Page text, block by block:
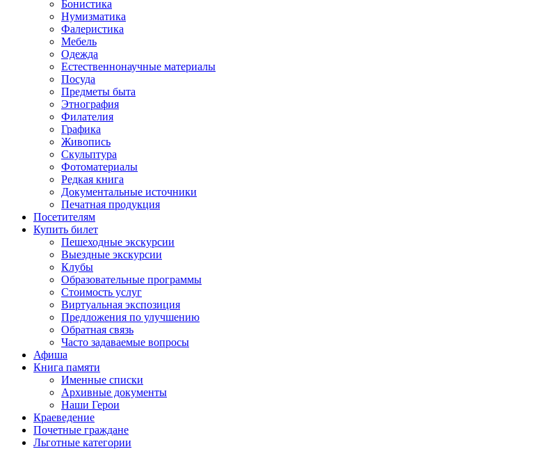
Бонистика
Нумизматика
Фалеристика
Мебель
Одежда
Естественнонаучные материалы
Посуда
Предметы быта
Этнография
Филателия
Графика
Живопись
Скульптура
Фотоматериалы
Редкая книга
Документальные источники
Печатная продукция
Посетителям
Купить билет
Пешеходные экскурсии
Выездные экскурсии
Клубы
Образовательные программы
Стоимость услуг
Виртуальная экспозиция
Предложения по улучшению
Обратная связь
Часто задаваемые вопросы
Афиша
Книга памяти
Именные списки
Архивные документы
Наши Герои
Краеведение
Почетные граждане
Льготные категории